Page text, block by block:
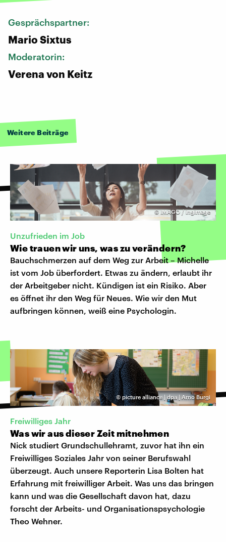
Gesprächspartner:
Mario Sixtus
Moderatorin:
Verena von Keitz
Weitere Beiträge
©IMAGO / ingimage
Unzufrieden im Job
Wie trauen wir uns, was zu verändern?
Bauchschmerzen auf dem Weg zur Arbeit – Michelle
ist vom Job überfordert. Etwas zu ändern, erlaubt ihr
der Arbeitgeber nicht. Kündigen ist ein Risiko. Aber
es öffnet ihr den Weg für Neues. Wie wir den Mut
aufbringen können, weiß eine Psychologin.
©picture alliance | dpa | Arno Burgi
Freiwilliges Jahr
Was wir aus dieser Zeit mitnehmen
Nick studiert Grundschullehramt, zuvor hat ihn ein
Freiwilliges Soziales Jahr von seiner Berufswahl
überzeugt. Auch unsere Reporterin Lisa Bolten hat
Erfahrung mit freiwilliger Arbeit. Was uns das bringen
kann und was die Gesellschaft davon hat, dazu
forscht der Arbeits-​ und Organisationspsychologie
Theo Wehner.